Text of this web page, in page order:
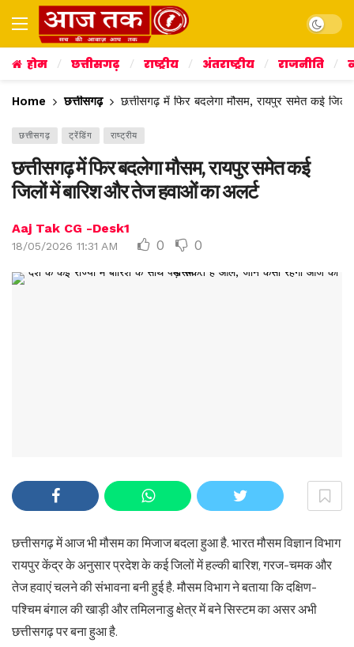
Dark
होम छत्तीसगढ़ राष्ट्रीय अंतराष्ट्रीय राजनीति
Home छत्तीसगढ़ छत्तीसगढ़ में फिर बदलेगा मौसम, रायपुर समेत कई
छत्तीसगढ़ ट्रेंडिंग राष्ट्रीय
छत्तीसगढ़ में फिर बदलेगा मौसम, रायपुर समेत कई
जिलों में बारिश और तेज हवाओं का अलर्ट
Aaj Tak CG -Desk1
18/05/2026 11:31 AM 0 0
छत्तीसगढ़ में आज भी मौसम का मिजाज बदला हुआ है. भारत मौसम विज्ञान विभाग
रायपुर केंद्र के अनुसार प्रदेश के कई जिलों में हल्की बारिश, गरज-चमक और
तेज हवाएं चलने की संभावना बनी हुई है. मौसम विभाग ने बताया कि दक्षिण-
पश्चिम बंगाल की खाड़ी और तमिलनाडु क्षेत्र में बने सिस्टम का असर अभी
छत्तीसगढ़ पर बना हुआ है.